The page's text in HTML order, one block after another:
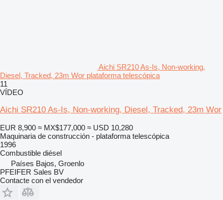
Aichi SR210 As-Is, Non-working,
Diesel, Tracked, 23m Wor plataforma telescópica
11
VÍDEO
Aichi SR210 As-Is, Non-working, Diesel, Tracked, 23m Wor
EUR 8,900 ≈ MX$177,000 ≈ USD 10,280
Maquinaria de construcción - plataforma telescópica
1996
Combustible diésel
Países Bajos, Groenlo
PFEIFER Sales BV
Contacte con el vendedor